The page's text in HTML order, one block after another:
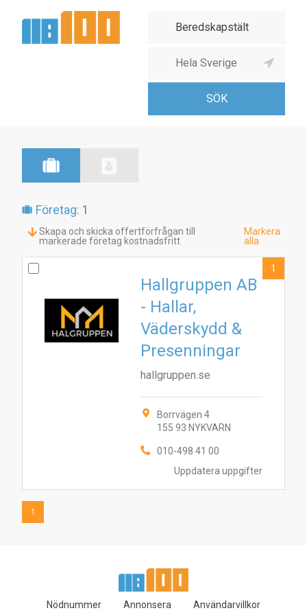
Företag: 1
Skapa och skicka offertförfrågan till
markerade företag kostnadsfritt
Markera
alla
Uppdatera uppgifter
Hallgruppen AB
- Hallar,
Väderskydd &
Presenningar
hallgruppen.se
Borrvägen 4
155 93 NYKVARN
010-498 41 00
1
1
Nödnummer Annonsera Användarvillkor